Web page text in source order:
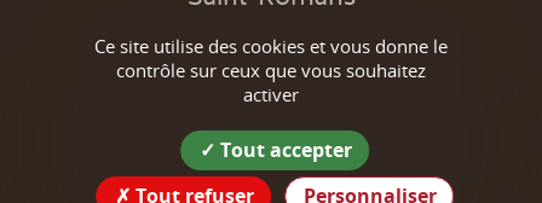
Coordonnées de la mairie :
292 Grande Rue
38160 Saint-Romans
tél : 04 76 38 46 17
Ce site utilise des cookies et vous donne le
contrôle sur ceux que vous souhaitez
activer
Tout accepter
Tout refuser
Personnaliser